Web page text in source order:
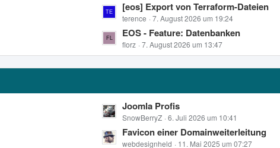
t
r
ä
g
t
e
B
e
i
t
g
L
e
t
z
t
e
i
r
[eos] Export von Terraform-Dateien
terence 7. August 2026 um 19:24
EOS - Feature: Datenbanken
florz 7. August 2026 um 13:47
L
e
t
z
Joomla Profis
SnowBerryZ 6. Juli 2026 um 10:41
Favicon einer Domainweiterleitung
webdesignheld 11. Mai 2025 um 07:27